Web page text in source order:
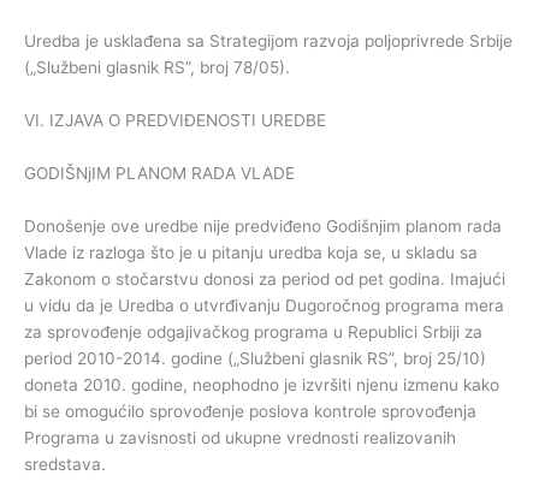
Uredba je usklađena sa Strategijom razvoja poljoprivrede Srbije
(„Službeni glasnik RS”, broj 78/05).
VI. IZJAVA O PREDVIĐENOSTI UREDBE
GODIŠNjIM PLANOM RADA VLADE
Donošenje ove uredbe nije predviđeno Godišnjim planom rada
Vlade iz razloga što je u pitanju uredba koja se, u skladu sa
Zakonom o stočarstvu donosi za period od pet godina. Imajući
u vidu da je Uredba o utvrđivanju Dugoročnog programa mera
za sprovođenje odgajivačkog programa u Republici Srbiji za
period 2010-2014. godine („Službeni glasnik RS”, broj 25/10)
doneta 2010. godine, neophodno je izvršiti njenu izmenu kako
bi se omogućilo sprovođenje poslova kontrole sprovođenja
Programa u zavisnosti od ukupne vrednosti realizovanih
sredstava.